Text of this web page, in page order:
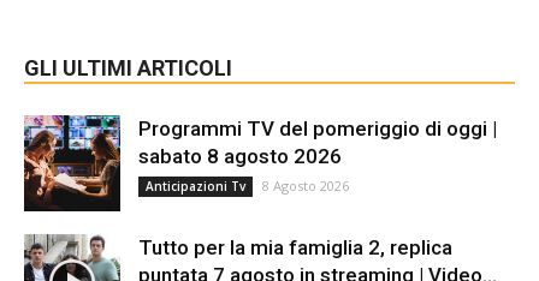
GLI ULTIMI ARTICOLI
Programmi TV del pomeriggio di oggi |
sabato 8 agosto 2026
Anticipazioni Tv 8 Agosto 2026
Tutto per la mia famiglia 2, replica
puntata 7 agosto in streaming | Video...